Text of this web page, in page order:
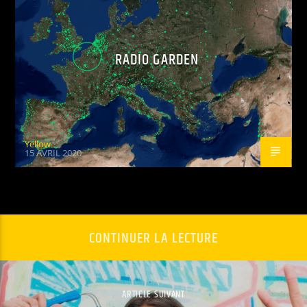
RADIO GARDEN
Yellow
15 AVRIL 2020
CONTINUER LA LECTURE
ARTICLE SUIVANT